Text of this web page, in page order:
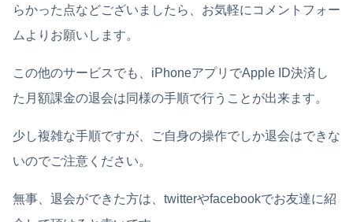
らかった点などございましたら、お気軽にコメントフォー
ムよりお願いします。
この他のサービスでも、iPhoneアプリでApple ID決済し
た月額課金の退会は同様の手順で行うことが出来ます。
少し複雑な手順ですが、ご自身の操作でしか退会はできな
いのでご注意ください。
無事、退会ができた方は、twitterやfacebookでお友達に紹